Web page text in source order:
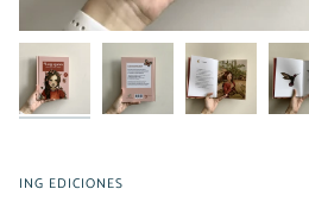
ING EDICIONES